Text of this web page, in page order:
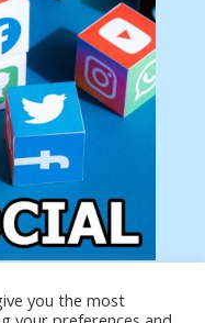
you the most